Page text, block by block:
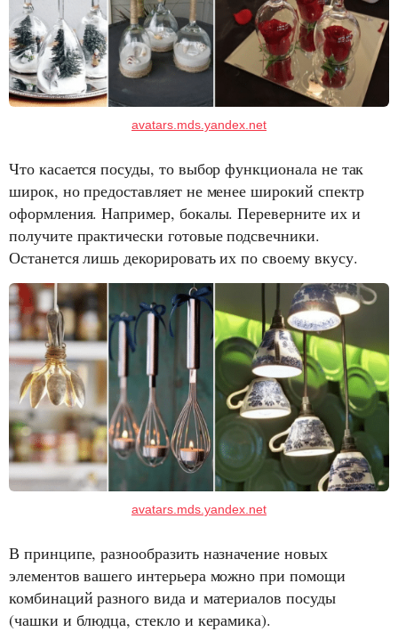
avatars.mds.yandex.net
Что касается посуды, то выбор функционала не так
широк, но предоставляет не менее широкий спектр
оформления. Например, бокалы. Переверните их и
получите практически готовые подсвечники.
Останется лишь декорировать их по своему вкусу.
avatars.mds.yandex.net
В принципе, разнообразить назначение новых
элементов вашего интерьера можно при помощи
комбинаций разного вида и материалов посуды
(чашки и блюдца, стекло и керамика).